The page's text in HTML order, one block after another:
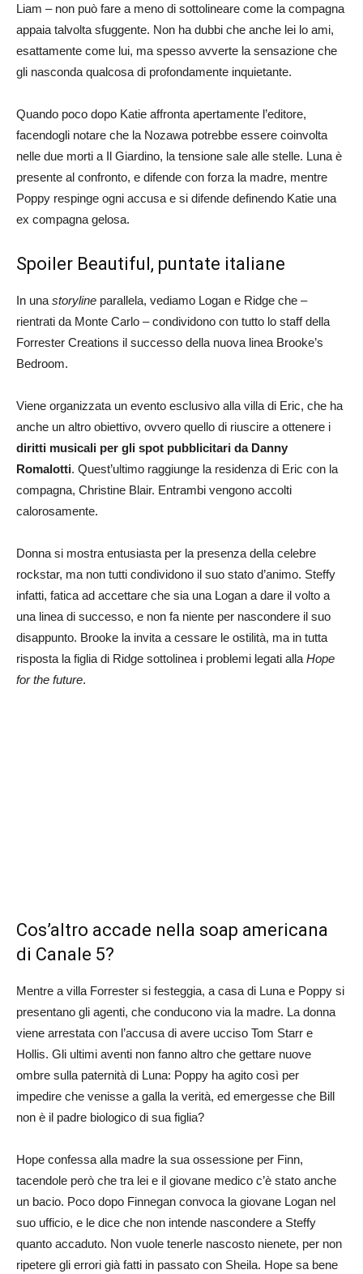
Liam – non può fare a meno di sottolineare come la compagna
appaia talvolta sfuggente. Non ha dubbi che anche lei lo ami,
esattamente come lui, ma spesso avverte la sensazione che
gli nasconda qualcosa di profondamente inquietante.
Quando poco dopo Katie affronta apertamente l’editore,
facendogli notare che la Nozawa potrebbe essere coinvolta
nelle due morti a Il Giardino, la tensione sale alle stelle. Luna è
presente al confronto, e difende con forza la madre, mentre
Poppy respinge ogni accusa e si difende definendo Katie una
ex compagna gelosa.
Spoiler Beautiful, puntate italiane
In una storyline parallela, vediamo Logan e Ridge che –
rientrati da Monte Carlo – condividono con tutto lo staff della
Forrester Creations il successo della nuova linea Brooke’s
Bedroom.
Viene organizzata un evento esclusivo alla villa di Eric, che ha
anche un altro obiettivo, ovvero quello di riuscire a ottenere i
diritti musicali per gli spot pubblicitari da Danny
Romalotti. Quest’ultimo raggiunge la residenza di Eric con la
compagna, Christine Blair. Entrambi vengono accolti
calorosamente.
Donna si mostra entusiasta per la presenza della celebre
rockstar, ma non tutti condividono il suo stato d’animo. Steffy
infatti, fatica ad accettare che sia una Logan a dare il volto a
una linea di successo, e non fa niente per nascondere il suo
disappunto. Brooke la invita a cessare le ostilità, ma in tutta
risposta la figlia di Ridge sottolinea i problemi legati alla Hope
for the future.
Cos’altro accade nella soap americana
di Canale 5?
Mentre a villa Forrester si festeggia, a casa di Luna e Poppy si
presentano gli agenti, che conducono via la madre. La donna
viene arrestata con l’accusa di avere ucciso Tom Starr e
Hollis. Gli ultimi aventi non fanno altro che gettare nuove
ombre sulla paternità di Luna: Poppy ha agito così per
impedire che venisse a galla la verità, ed emergesse che Bill
non è il padre biologico di sua figlia?
Hope confessa alla madre la sua ossessione per Finn,
tacendole però che tra lei e il giovane medico c’è stato anche
un bacio. Poco dopo Finnegan convoca la giovane Logan nel
suo ufficio, e le dice che non intende nascondere a Steffy
quanto accaduto. Non vuole tenerle nascosto nienete, per non
ripetere gli errori già fatti in passato con Sheila. Hope sa bene